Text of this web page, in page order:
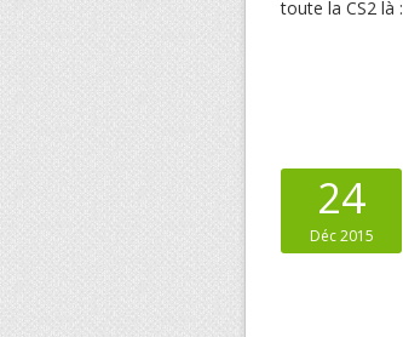
toute la CS2 là :
24
Déc 2015